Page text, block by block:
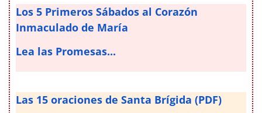
Los 5 Primeros Sábados al Corazón
Inmaculado de María
Lea las Promesas...
Las 15 oraciones de Santa Brígida (PDF)